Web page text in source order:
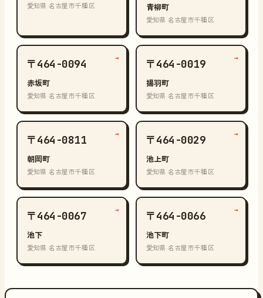
愛知県 名古屋市千種区 青柳町
愛知県 名古屋市千種区
〒464-0094
赤坂町
愛知県 名古屋市千種区
→ 〒464-0019
揚羽町
愛知県 名古屋市千種区
→
〒464-0811
朝岡町
愛知県 名古屋市千種区
→ 〒464-0029
池上町
愛知県 名古屋市千種区
→
〒464-0067
池下
愛知県 名古屋市千種区
→ 〒464-0066
池下町
愛知県 名古屋市千種区
→